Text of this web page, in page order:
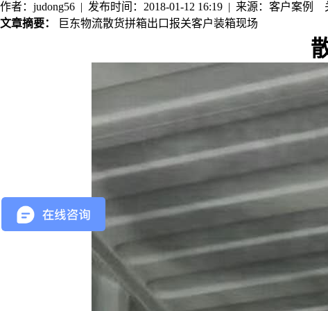
作者：judong56 | 发布时间：2018-01-12 16:19 | 来源：客户案例
文章摘要：
巨东物流散货拼箱出口报关客户装箱现场